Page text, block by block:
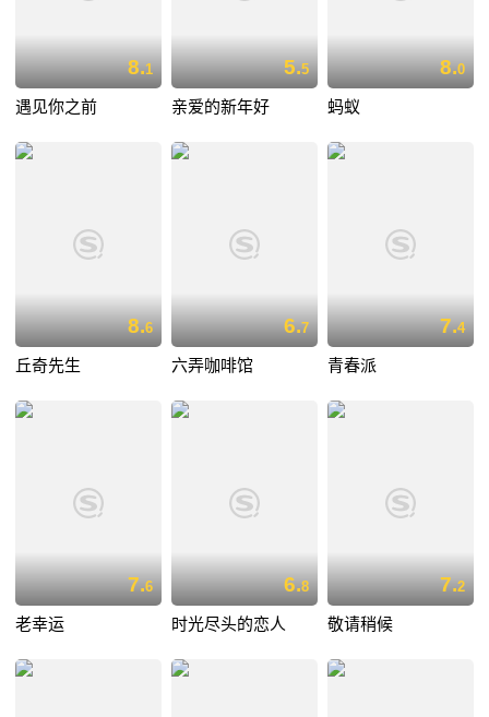
8.1
遇见你之前
5.5
亲爱的新年好
8.0
蚂蚁
8.6
丘奇先生
6.7
六弄咖啡馆
7.4
青春派
7.6
老幸运
6.8
时光尽头的恋人
7.2
敬请稍候